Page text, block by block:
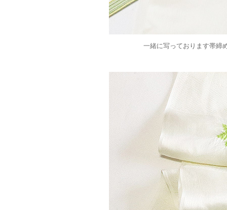
一緒に写っております帯締